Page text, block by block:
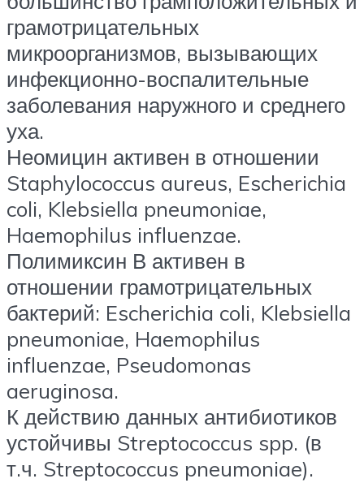
грамотрицательных
микроорганизмов, вызывающих
инфекционно-воспалительные
заболевания наружного и среднего
уха.
Неомицин активен в отношении
Staphylococcus aureus, Escherichia
coli, Klebsiella pneumoniae,
Haemophilus influenzae.
Полимиксин В активен в
отношении грамотрицательных
бактерий: Escherichia coli, Klebsiella
pneumoniae, Haemophilus
influenzae, Pseudomonas
aeruginosa.
К действию данных антибиотиков
устойчивы Streptococcus spp. (в
т.ч. Streptococcus pneumoniae).